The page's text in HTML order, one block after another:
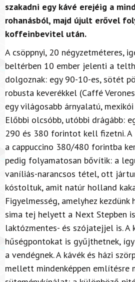
szakadni egy kávé erejéig a
rohanásból, majd újult erővel
koffeinbevitel után.
A csöppnyi, 20 négyzetméteres,
beltérben 10 ember jelenti a
dolgoznak: egy 90-10-es, sötét
robusta keverékkel (Caffé
egy világosabb árnyalatú,
Előbbi olcsóbb, utóbbi drágább:
290 és 380 forintot kell fizetni.
a cappuccino 380/480 forintba
pedig folyamatosan bővítik: a
vaníliás-narancsos tétel, ott
kóstoltuk, amit natúr holland
Figyelmesség, amelyhez kezdünk
sima tej helyett a Next Stepben
laktózmentes- és szójatejjel is. A
hűségpontokat is gyűjthetnek,
a vendégnek. A kávék és házi
mellett mindenképpen említésre